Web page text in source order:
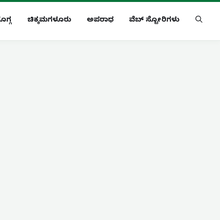
ಚಿಕ್ಕಮಗಳೂರು ಅಪರಾಧ ವೆಬ್ ಸ್ಟೋರಿಗಳು